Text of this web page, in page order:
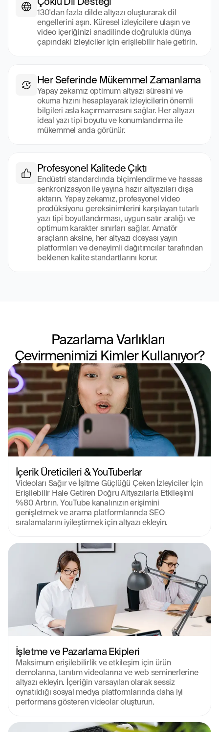
130'dan fazla dilde altyazı oluşturarak dil
engellerini aşın. Küresel izleyicilere ulaşın ve
video içeriğinizi anadilinde doğrulukla dünya
çapındaki izleyiciler için erişilebilir hale getirin.
Her Seferinde Mükemmel Zamanlama
Yapay zekamız optimum altyazı süresini ve
okuma hızını hesaplayarak izleyicilerin önemli
bilgileri asla kaçırmamasını sağlar. Her altyazı
ideal yazı tipi boyutu ve konumlandırma ile
mükemmel anda görünür.
Profesyonel Kalitede Çıktı
Endüstri standardında biçimlendirme ve hassas
senkronizasyon ile yayına hazır altyazıları dışa
aktarın. Yapay zekamız, profesyonel video
prodüksiyonu gereksinimlerini karşılayan tutarlı
yazı tipi boyutlandırması, uygun satır aralığı ve
optimum karakter sınırları sağlar. Amatör
araçların aksine, her altyazı dosyası yayın
platformları ve deneyimli dağıtımcılar tarafından
beklenen kalite standartlarını korur.
Pazarlama Varlıkları
Çevirmenimizi Kimler Kullanıyor?
İçerik Üreticileri & YouTuberlar
Videoları Sağır ve İşitme Güçlüğü Çeken İzleyiciler İçin
Erişilebilir Hale Getiren Doğru Altyazılarla Etkileşimi
%80 Artırın. YouTube kanalınızın erişimini
genişletmek ve arama platformlarında SEO
sıralamalarını iyileştirmek için altyazı ekleyin.
İşletme ve Pazarlama Ekipleri
Maksimum erişilebilirlik ve etkileşim için ürün
demolarına, tanıtım videolarına ve web seminerlerine
altyazı ekleyin. İçeriğin varsayılan olarak sessiz
oynatıldığı sosyal medya platformlarında daha iyi
performans gösteren videolar oluşturun.